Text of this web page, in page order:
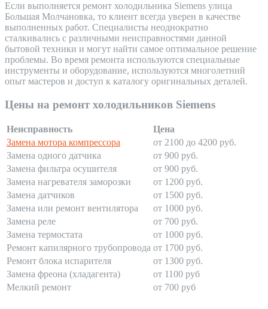
Если выполняется ремонт холодильника Siemens улица
Большая Молчановка, то клиент всегда уверен в качестве
выполненных работ. Специалисты неоднократно
сталкивались с различными неисправностями данной
бытовой техники и могут найти самое оптимальное решение
проблемы. Во время ремонта используются специальные
инструменты и оборудование, используются многолетний
опыт мастеров и доступ к каталогу оригинальных деталей.
Цены на ремонт холодильников Siemens
Неисправность
Цена
Замена мотора компрессора
от 2100 до 4200 руб.
Замена одного датчика
от 900 руб.
Замена фильтра осушителя
от 900 руб.
Замена нагревателя заморозки
от 1200 руб.
Замена датчиков
от 1500 руб.
Замена или ремонт вентилятора
от 1000 руб.
Замена реле
от 700 руб.
Замена термостата
от 1000 руб.
Ремонт капилярного трубопровода от 1700 руб.
Ремонт блока испарителя
от 1300 руб.
Замена фреона (хладагента)
от 1100 руб
Мелкий ремонт
от 700 руб